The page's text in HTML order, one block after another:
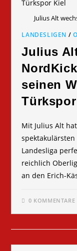
Julius Alt
LANDESLIGEN /
Julius
seinen
Mit Julius Alt
Landesliga
reichlich
an den Erich-
0 KOMMENTARE